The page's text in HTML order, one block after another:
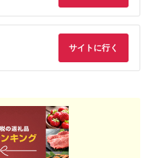
サイトに行く